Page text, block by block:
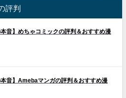
評判
本音】めちゃコミックの評判＆おすすめ漫
本音】Amebaマンガの評判＆おすすめ漫